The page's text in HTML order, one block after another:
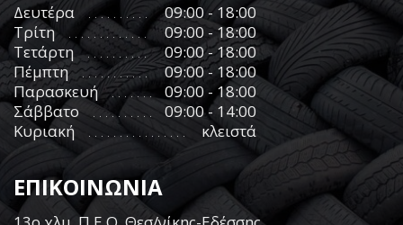
Δευτέρα
09:00 - 18:00
Τρίτη
09:00 - 18:00
Τετάρτη
09:00 - 18:00
Πέμπτη
09:00 - 18:00
Παρασκευή
09:00 - 18:00
Σάββατο
09:00 - 14:00
Κυριακή
κλειστά
ΕΠΙΚΟΙΝΩΝΙΑ